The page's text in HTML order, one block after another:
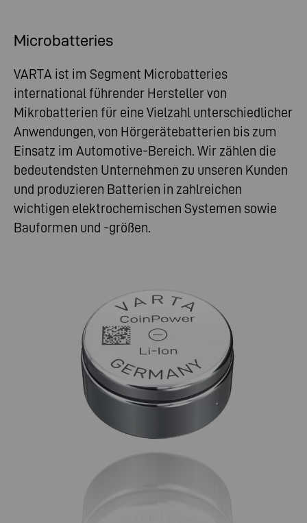
Microbatteries
VARTA ist im Segment Microbatteries
international führender Hersteller von
Mikrobatterien für eine Vielzahl unterschiedlicher
Anwendungen, von Hörgerätebatterien bis zum
Einsatz im Automotive-Bereich. Wir zählen die
bedeutendsten Unternehmen zu unseren Kunden
und produzieren Batterien in zahlreichen
wichtigen elektrochemischen Systemen sowie
Bauformen und -größen.